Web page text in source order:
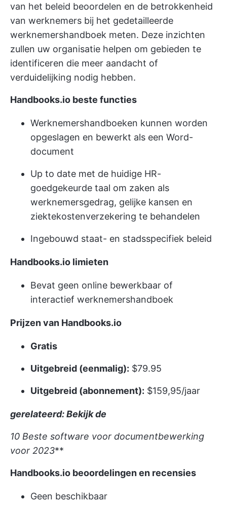
van het beleid beoordelen en de betrokkenheid
van werknemers bij het gedetailleerde
werknemershandboek meten. Deze inzichten
zullen uw organisatie helpen om gebieden te
identificeren die meer aandacht of
verduidelijking nodig hebben.
Handbooks.io beste functies
Werknemershandboeken kunnen worden
opgeslagen en bewerkt als een Word-
document
Up to date met de huidige HR-
goedgekeurde taal om zaken als
werknemersgedrag, gelijke kansen en
ziektekostenverzekering te behandelen
Ingebouwd staat- en stadsspecifiek beleid
Handbooks.io limieten
Bevat geen online bewerkbaar of
interactief werknemershandboek
Prijzen van Handbooks.io
Gratis
Uitgebreid (eenmalig): $79.95
Uitgebreid (abonnement): $159,95/jaar
gerelateerd: Bekijk de
10 Beste software voor documentbewerking
voor 2023**
Handbooks.io beoordelingen en recensies
Geen beschikbaar